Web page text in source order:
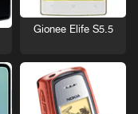
Gionee Elife S5.5